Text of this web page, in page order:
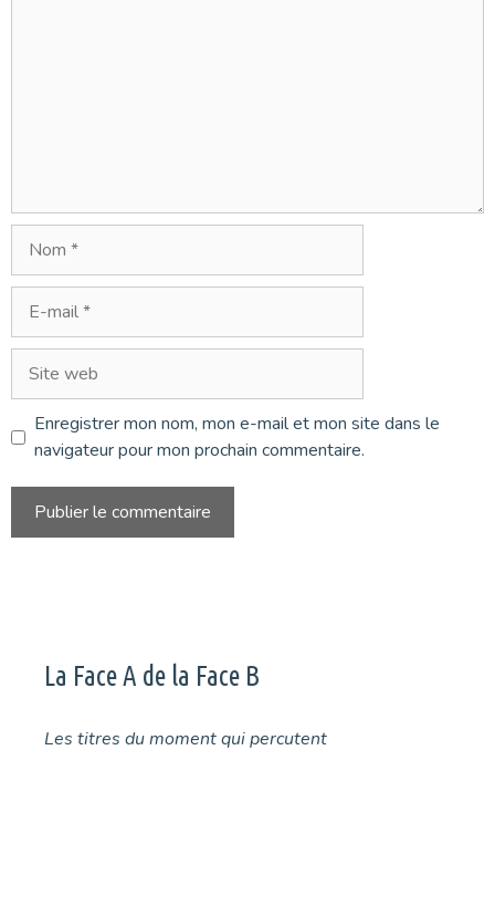
mail
web
Enregistrer mon nom, mon e-mail et mon site dans le
navigateur pour mon prochain commentaire.
La Face A de la Face B
Les titres du moment qui percutent